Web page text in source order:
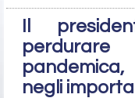
Il
negli